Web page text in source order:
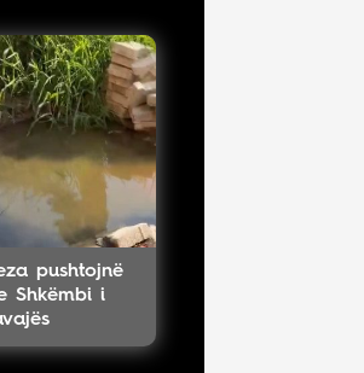
pushtojnë
Shkëmbi i